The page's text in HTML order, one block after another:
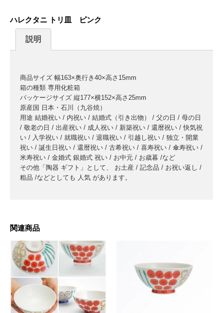
ハレクタニ トリ皿 ピンク
説明
商品サイズ 幅163×奥行き40×高さ15mm
箱の種類 専用化粧箱
パッケージサイズ 縦177×横152×高さ25mm
原産国 日本・石川（九谷焼）
用途 結婚祝い / 内祝い / 結婚式（引き出物） / 父の日 / 母の日
/ 敬老の日 / 出産祝い / 成人祝い / 新築祝い / 還暦祝い / 快気祝
い / 入学祝い / 就職祝い / 退職祝い / 引越し祝い / 独立・開業
祝い / 誕生日祝い / 還暦祝い / 古希祝い / 喜寿祝い / 傘寿祝い /
米寿祝い / 金婚式 銀婚式 祝い / お中元 / お歳暮 /など
その他「陶器 ギフト」として、 お土産 / 記念品 / お祝い返し /
粗品 /などとしても 人気 があります。
関連商品